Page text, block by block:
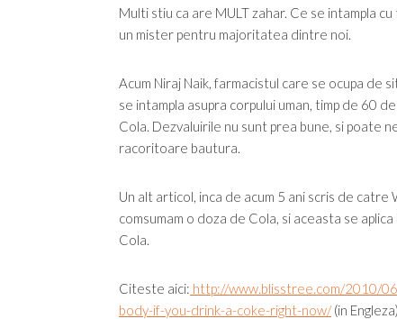
Multi stiu ca are MULT zahar. Ce se intampla
un mister pentru majoritatea dintre noi.
Acum Niraj Naik, farmacistul care se ocupa de
se intampla asupra corpului uman, timp de 60
Cola. Dezvaluirile nu sunt prea bune, si poate
racoritoare bautura.
Un alt articol, inca de acum 5 ani scris de
comsumam o doza de Cola, si aceasta se
Cola.
Citeste aici: http://www.blisstree.com/2010/
body-if-you-drink-a-coke-right-now/(in Engleza)